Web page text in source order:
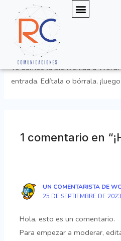
contenido
Menú
¡Hola, mundo!
1 comentario
Te damos la bienvenida a
entrada. Edítala o bórrala,
1 comentario en
UN COMENTARISTA DE
25 DE SEPTIEMBRE DE
Hola, esto es un comentario.
Para empezar a moderar,